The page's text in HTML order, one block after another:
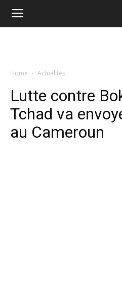
Home Actualites
Lutte contre
Tchad va
au Cameroun